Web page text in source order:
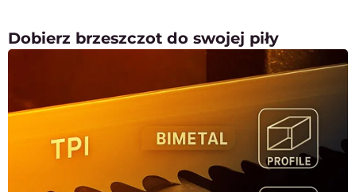
Dobierz brzeszczot do swojej piły